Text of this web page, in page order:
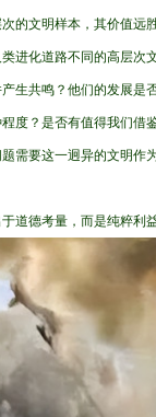
的文明样本，其价值远
进化道路不同的高层次
生共鸣？他们的发展是
度？是否有值得我们借
需要这一迥异的文明作
道德考量，而是纯粹利